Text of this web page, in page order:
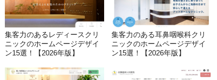
集客力のあるレディースクリ
ニックのホームページデザイ
ン15選！【2026年版】
集客力のある耳鼻咽喉科クリ
ニックのホームページデザイ
ン15選！【2026年版】